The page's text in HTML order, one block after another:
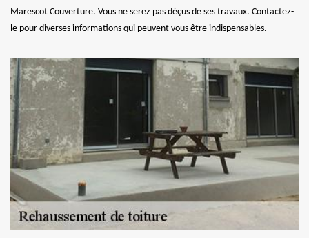
Marescot Couverture. Vous ne serez pas déçus de ses travaux. Contactez-
le pour diverses informations qui peuvent vous être indispensables.